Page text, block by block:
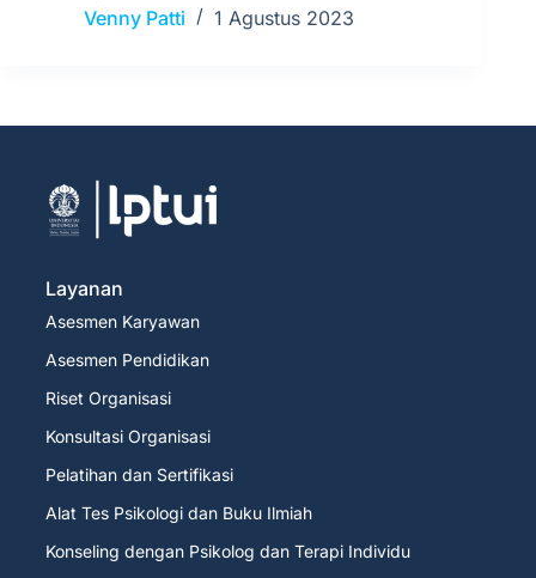
Venny Patti
1 Agustus 2023
Layanan
Asesmen Karyawan
Asesmen Pendidikan
Riset Organisasi
Konsultasi Organisasi
Pelatihan dan Sertifikasi
Alat Tes Psikologi dan Buku Ilmiah
Konseling dengan Psikolog dan Terapi Individu